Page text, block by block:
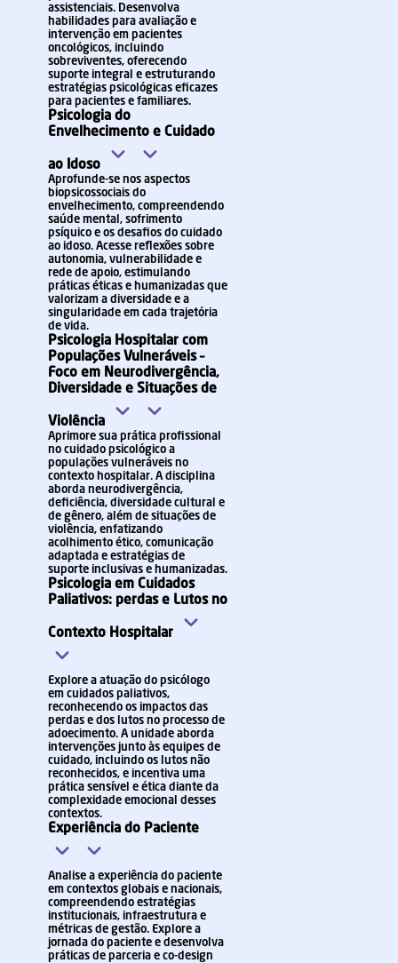
assistenciais. Desenvolva
habilidades para avaliação e
intervenção em pacientes
oncológicos, incluindo
sobreviventes, oferecendo
suporte integral e estruturando
estratégias psicológicas eficazes
para pacientes e familiares.
Psicologia do
Envelhecimento e Cuidado
ao Idoso
Aprofunde-se nos aspectos
biopsicossociais do
envelhecimento, compreendendo
saúde mental, sofrimento
psíquico e os desafios do cuidado
ao idoso. Acesse reflexões sobre
autonomia, vulnerabilidade e
rede de apoio, estimulando
práticas éticas e humanizadas que
valorizam a diversidade e a
singularidade em cada trajetória
de vida.
Psicologia Hospitalar com
Populações Vulneráveis –
Foco em Neurodivergência,
Diversidade e Situações de
Violência
Aprimore sua prática profissional
no cuidado psicológico a
populações vulneráveis no
contexto hospitalar. A disciplina
aborda neurodivergência,
deficiência, diversidade cultural e
de gênero, além de situações de
violência, enfatizando
acolhimento ético, comunicação
adaptada e estratégias de
suporte inclusivas e humanizadas.
Psicologia em Cuidados
Paliativos: perdas e Lutos no
Contexto Hospitalar
Explore a atuação do psicólogo
em cuidados paliativos,
reconhecendo os impactos das
perdas e dos lutos no processo de
adoecimento. A unidade aborda
intervenções junto às equipes de
cuidado, incluindo os lutos não
reconhecidos, e incentiva uma
prática sensível e ética diante da
complexidade emocional desses
contextos.
Experiência do Paciente
Analise a experiência do paciente
em contextos globais e nacionais,
compreendendo estratégias
institucionais, infraestrutura e
métricas de gestão. Explore a
jornada do paciente e desenvolva
práticas de parceria e co-design